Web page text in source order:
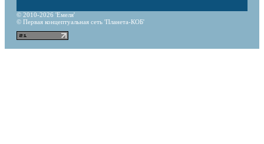
© 2010-2026 'Емеля'
© Первая концептуальная сеть 'Планета-КОБ'